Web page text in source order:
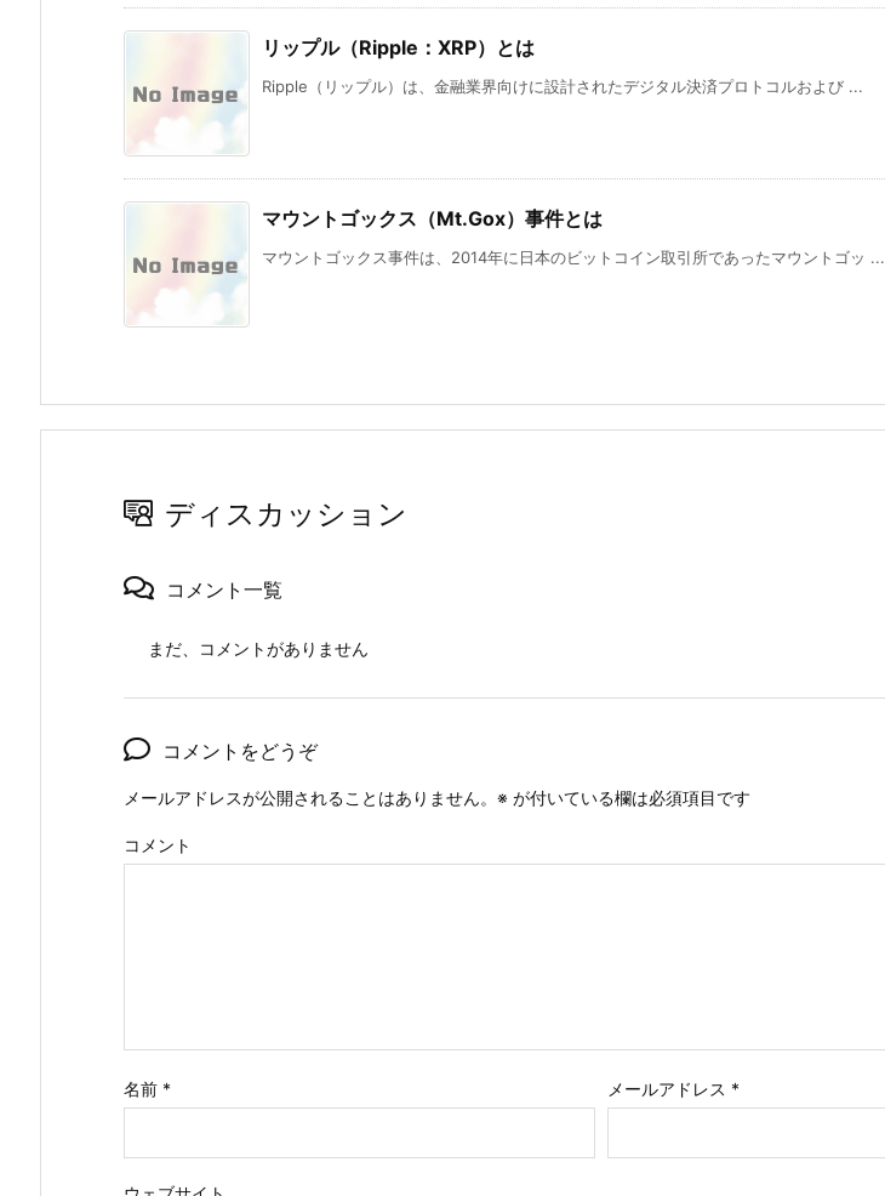
リップル（Ripple：XRP）とは
Ripple（リップル）は、金融業界向けに設計されたデジタル決済プロトコルおよび ...
マウントゴックス（Mt.Gox）事件とは
マウントゴックス事件は、2014年に日本のビットコイン取引所であったマウントゴッ ...
ディスカッション
コメント一覧
まだ、コメントがありません
コメントをどうぞ
メールアドレスが公開されることはありません。 ※ が付いている欄は必須項目です
コメント
名前 * メールアドレス *